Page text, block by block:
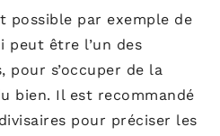
possible par exemple de
peut être l’un des
pour s’occuper de la
bien. Il est recommandé
pour préciser les